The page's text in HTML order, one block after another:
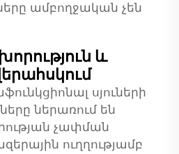
ամբողջական չեն
և
սյուների
ներառում են
չափման
ուղղությամբ